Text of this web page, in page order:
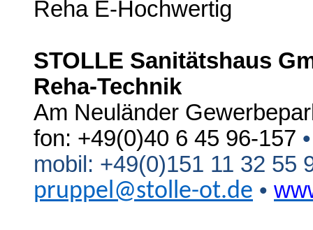
Reha E-Hochwertig
STOLLE Sanitätshaus
Reha-Technik
Am Neuländer
fon: +49(0)40 6 45 96-157 •
mobil: +49(0)151 11 32 55
pruppel@stolle-ot.de •